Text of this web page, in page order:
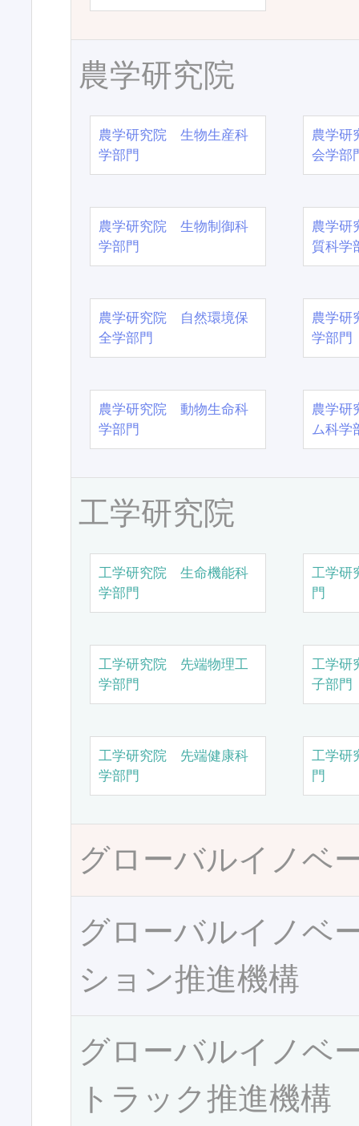
農学研究院
農学研究院 生物生産科
学部門
農学
会学部
農学研究院 生物制御科
学部門
農学
質科学
農学研究院 自然環境保
全学部門
農学
学部門
農学研究院 動物生命科
学部門
農学
ム科学
工学研究院
工学研究院 生命機能科
学部門
工学研
門
工学研究院 先端物理工
学部門
工学研
子部門
工学研究院 先端健康科
学部門
工学研
門
グローバルイノベ
グローバルイノベ
ション推進機構
グローバルイノベ
トラック推進機構